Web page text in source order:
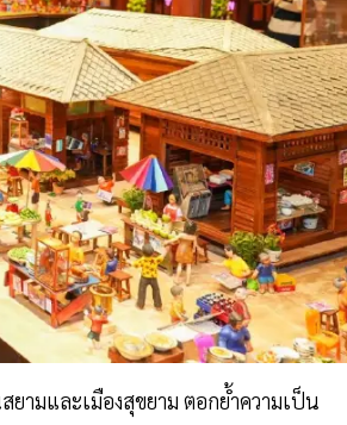
ยามและเมืองสุขยาม ตอกย้ำความเป็น